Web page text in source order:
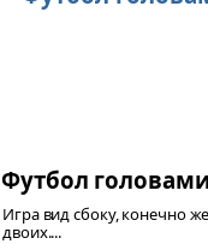
Футбол
Игра вид сбоку, конечно
двоих....